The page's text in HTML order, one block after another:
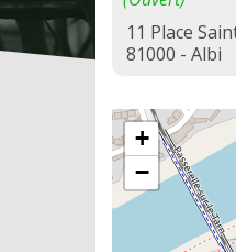
11 Place
81000 - Albi
+
−